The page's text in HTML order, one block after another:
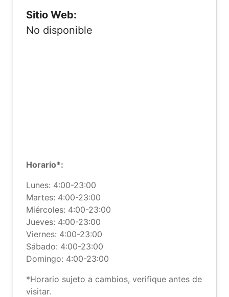
Sitio Web:
No disponible
Horario*:
Lunes: 4:00-23:00
Martes: 4:00-23:00
Miércoles: 4:00-23:00
Jueves: 4:00-23:00
Viernes: 4:00-23:00
Sábado: 4:00-23:00
Domingo: 4:00-23:00
*Horario sujeto a cambios, verifique antes de
visitar.